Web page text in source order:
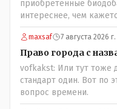
приобретенные
интереснее, чем
maxsaf 7 августа 2026
Право города с
vofkakst: Или тут тоже
стандарт один. Вот по
вопрос времени.